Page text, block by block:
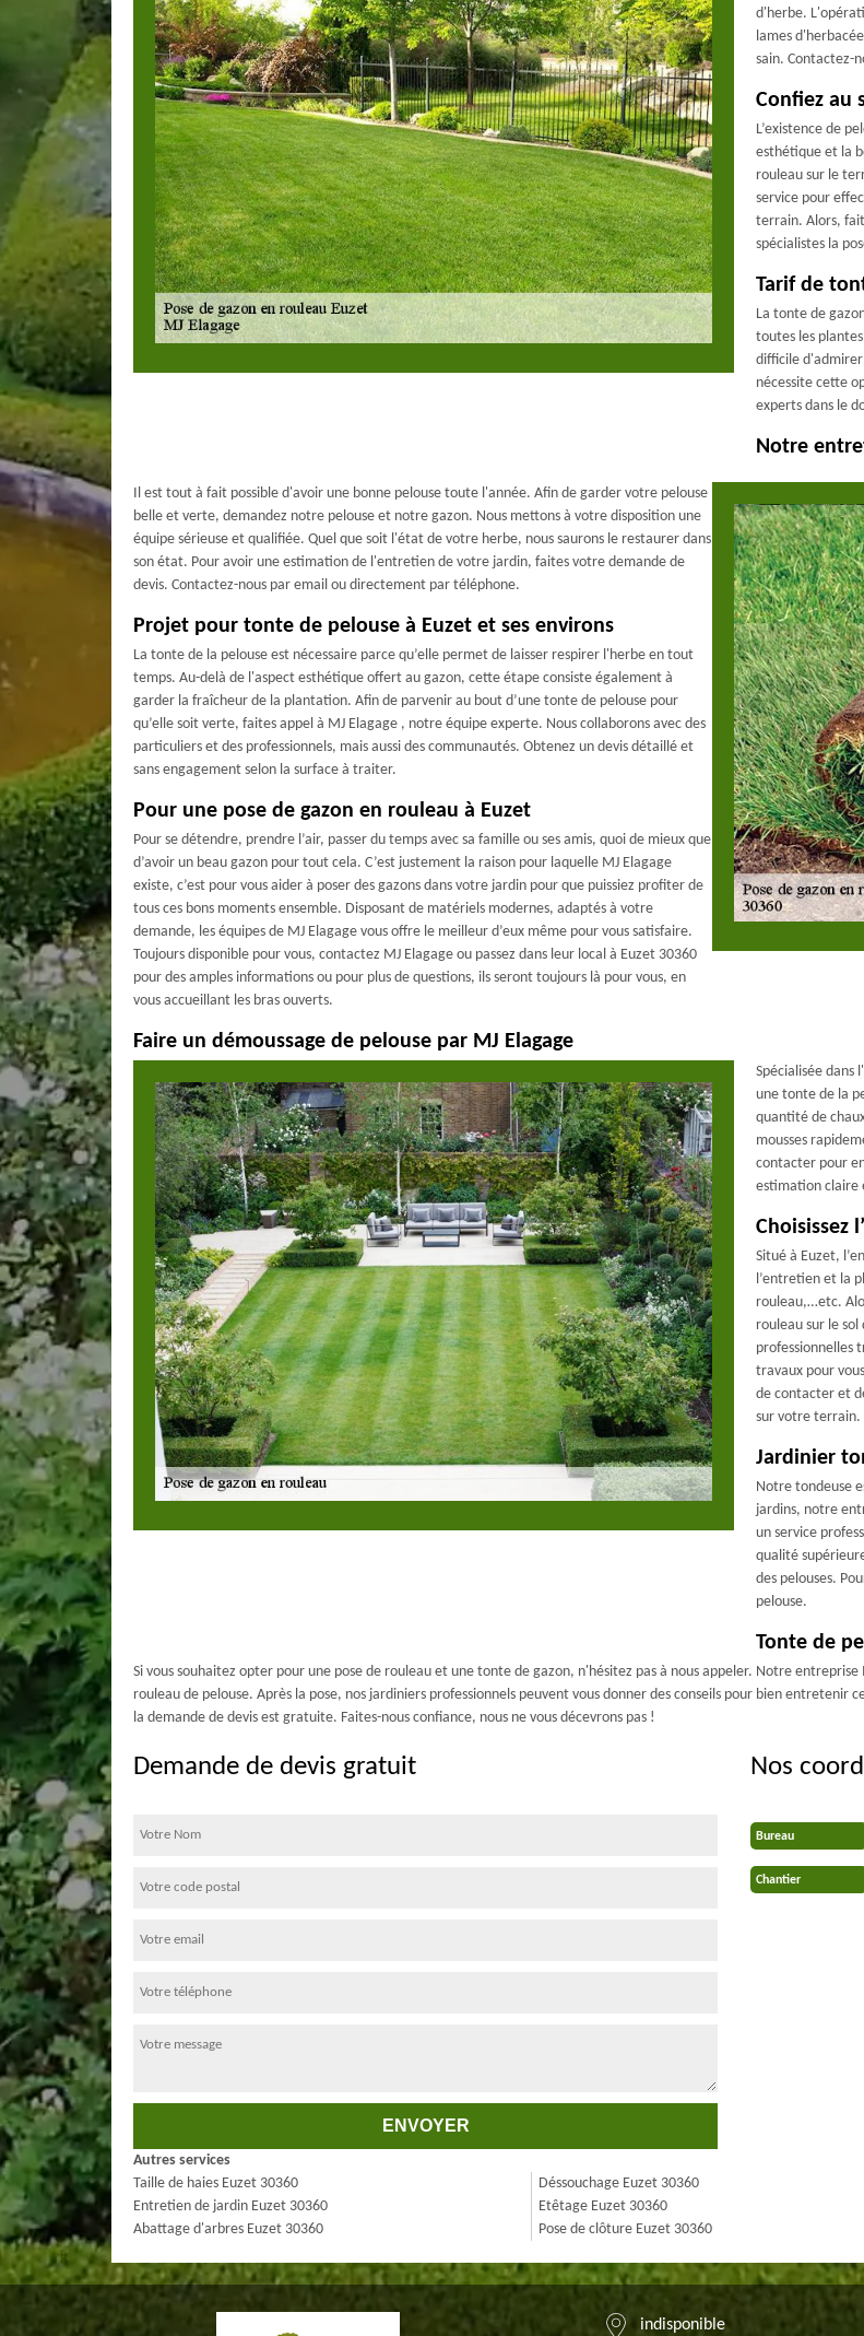
d'herbe.
lames
sain. Contactez-
Confiez au
L’existence de
esthétique et la
rouleau sur le
service pour
terrain. Alors,
spécialistes la
Tarif de
La tonte de
toutes les
difficile
nécessite cette
experts dans le
Notre
Il est tout à fait possible d'avoir une bonne pelouse toute l'année. Afin de garder votre pelouse
belle et verte, demandez notre pelouse et notre gazon. Nous mettons à votre disposition une
équipe sérieuse et qualifiée. Quel que soit l'état de votre herbe, nous saurons le restaurer dans
son état. Pour avoir une estimation de l'entretien de votre jardin, faites votre demande de
devis. Contactez-nous par email ou directement par téléphone.
Projet pour tonte de pelouse à Euzet et ses environs
La tonte de la pelouse est nécessaire parce qu’elle permet de laisser respirer l'herbe en tout
temps. Au-delà de l'aspect esthétique offert au gazon, cette étape consiste également à
garder la fraîcheur de la plantation. Afin de parvenir au bout d’une tonte de pelouse pour
qu’elle soit verte, faites appel à MJ Elagage , notre équipe experte. Nous collaborons avec des
particuliers et des professionnels, mais aussi des communautés. Obtenez un devis détaillé et
sans engagement selon la surface à traiter.
Pour une pose de gazon en rouleau à Euzet
Pour se détendre, prendre l’air, passer du temps avec sa famille ou ses amis, quoi de mieux que
d’avoir un beau gazon pour tout cela. C’est justement la raison pour laquelle MJ Elagage
existe, c’est pour vous aider à poser des gazons dans votre jardin pour que puissiez profiter de
tous ces bons moments ensemble. Disposant de matériels modernes, adaptés à votre
demande, les équipes de MJ Elagage vous offre le meilleur d’eux même pour vous satisfaire.
Toujours disponible pour vous, contactez MJ Elagage ou passez dans leur local à Euzet 30360
pour des amples informations ou pour plus de questions, ils seront toujours là pour vous, en
vous accueillant les bras ouverts.
Faire un démoussage de pelouse par MJ Elagage
Spécialisée dans
une tonte de la
quantité de
mousses
contacter pour
estimation claire
Choisissez
Situé à Euzet,
l’entretien et la
rouleau,…etc.
rouleau sur le
professionnelles
travaux pour
de contacter et
sur votre terrain.
Jardinier
Notre tondeuse
jardins, notre
un service
qualité
des pelouses.
pelouse.
Tonte de
Si vous souhaitez opter pour une pose de rouleau et une tonte de gazon, n'hésitez pas à nous appeler. Notre
rouleau de pelouse. Après la pose, nos jardiniers professionnels peuvent vous donner des conseils pour bien
la demande de devis est gratuite. Faites-nous confiance, nous ne vous décevrons pas !
Demande de devis gratuit Nos
Bureau
Chantier
Autres services
Taille de haies Euzet 30360
Entretien de jardin Euzet 30360
Abattage d'arbres Euzet 30360
Déssouchage Euzet 30360
Etêtage Euzet 30360
Pose de clôture Euzet 30360
indisponible